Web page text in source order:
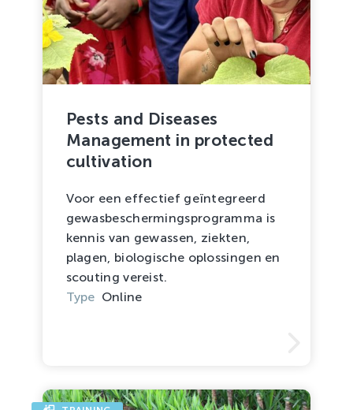
Pests and Diseases
Management in protected
cultivation
Voor een effectief geïntegreerd
gewasbeschermingsprogramma is
kennis van gewassen, ziekten,
plagen, biologische oplossingen en
scouting vereist.
Type Online